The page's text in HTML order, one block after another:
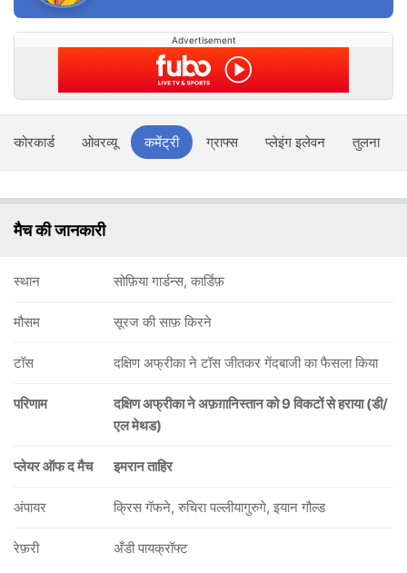
Advertisement
स्कोरकार्ड ओवरव्यू कमेंट्री ग्राफ्स प्लेइंग इलेवन तुलना
मैच की जानकारी
स्थान सोफ़िया गार्डन्स, कार्डिफ़
मौसम सूरज की साफ़ किरने
टॉस दक्षिण अफ्रीका ने टॉस जीतकर गेंदबाजी का फैसला किया
परिणाम
दक्षिण अफ्रीका ने अफ़ग़ानिस्तान को 9 विकटों से हराया (डी/
एल मेथड)
प्लेयर ऑफ द मैच इमरान ताहिर
अंपायर क्रिस गॅफने, रुचिरा पल्लीयागुरुगे, इयान गौल्ड
रेफ़री अँडी पायक्रॉफ्ट